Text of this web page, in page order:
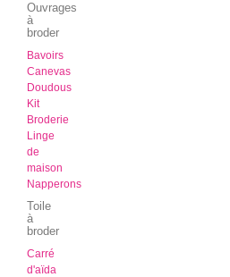
Ouvrages
à
broder
Bavoirs
Canevas
Doudous
Kit
Broderie
Linge
de
maison
Napperons
Toile
à
broder
Carré
d'aïda